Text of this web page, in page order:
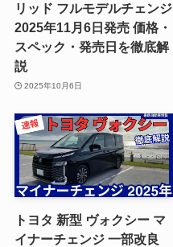
リッド フルモデルチェンジ
2025年11月6日発売 価格・
スペック・発売日を徹底解
説
2025年10月6日
トヨタ 新型 ヴォクシー マ
イナーチェンジ 一部改良